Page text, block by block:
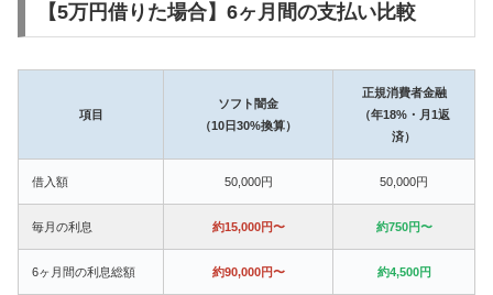
【5万円借りた場合】6ヶ月間の支払い比較
項目
ソフト闇金
（10日30%換算）
正規消費者金融
（年18%・月1返
済）
借入額 50,000円 50,000円
毎月の利息 約15,000円〜 約750円〜
6ヶ月間の利息総額 約90,000円〜 約4,500円